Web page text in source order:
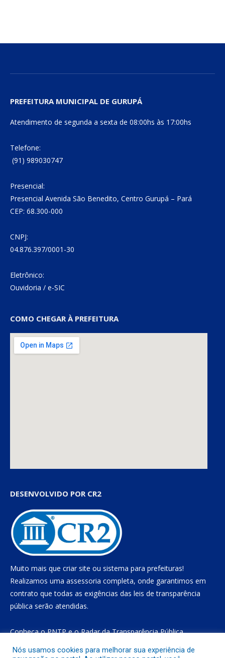
PREFEITURA MUNICIPAL DE GURUPÁ
Atendimento de segunda a sexta de 08:00hs às 17:00hs
Telefone:
(91) 989030747
Presencial:
Presencial Avenida São Benedito, Centro Gurupá – Pará
CEP: 68.300-000
CNPJ:
04.876.397/0001-30
Eletrônico:
Ouvidoria / e-SIC
COMO CHEGAR À PREFEITURA
DESENVOLVIDO POR CR2
Muito mais que criar site ou sistema para prefeituras!
Realizamos uma assessoria completa, onde garantimos em
contrato que todas as exigências das leis de transparência
pública serão atendidas.
Conheça oPNTPe oRadar da Transparência Pública
Nós usamos cookies para melhorar sua experiência de